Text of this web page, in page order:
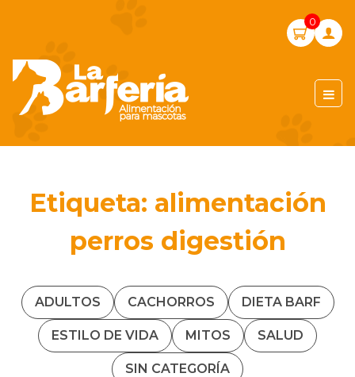
LA BARFERIA PERÚ
0
Etiqueta: alimentación
perros digestión
ADULTOS CACHORROS DIETA BARF
ESTILO DE VIDA MITOS SALUD
SIN CATEGORÍA